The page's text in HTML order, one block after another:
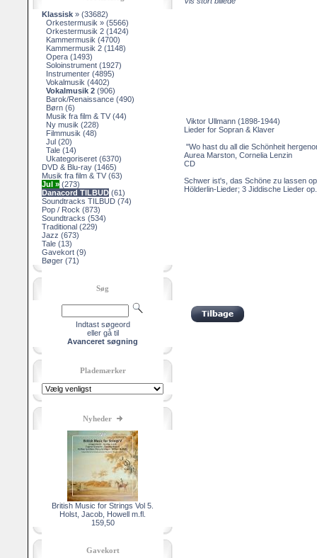
Klassisk » (33682)
Orkestermusik » (5566)
Orkestermusik 2 (1424)
Kammermusik (4700)
Kammermusik 2 (1148)
Opera (1493)
Soloinstrument (1927)
Instrumenter (4895)
Vokalmusik (4402)
Vokalmusik 2 (906)
Barok/Renaissance (490)
Børn (6)
Musik fra film & TV (44)
Ny musik (228)
Filmmusik (48)
Jul (20)
Tale (14)
Ukategoriseret (6370)
DVD & Blu-ray (1465)
Musik fra film & TV (63)
Jul » (273)
Danacord TILBUD (61)
Soundtracks TILBUD (74)
Pop / Rock (873)
Soundtracks (534)
Traditional (229)
Jazz (673)
Tale (13)
Gavekort (9)
Bøger (71)
Søg
Indtast søgeord
eller gå til
Avanceret søgning
Plademærker
Nyheder
British Music for Strings Vol 5.
Holst, Jacob, Howell m.fl.
159,50
Gavekort
Viktor Ullmann (1898-1944)
Lieder for Sopran & Klaver
"Wo hast du all die Schönheit
Aurea Marston, Cornelia Lenzin
CD
Schwer ist's, das Schöne zu lassen
Hölderlin-Lieder; 3 Jiddische Lieder